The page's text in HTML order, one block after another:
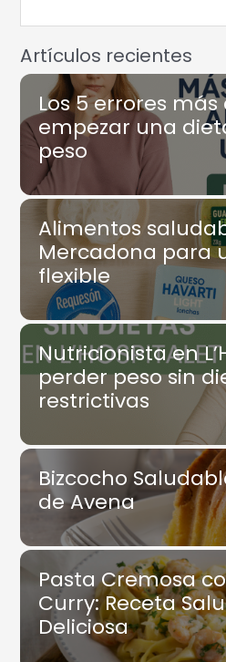
Artículos recientes
Los 5 errores
empezar una
peso
Alimentos
Mercadona para
flexible
Nutricionista en
perder peso sin
restrictivas
Bizcocho
de Avena
Pasta Cremosa
Curry: Receta
Deliciosa